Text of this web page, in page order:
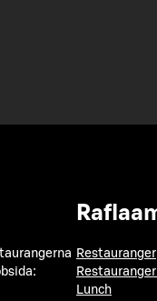
Restauranger
Lunch